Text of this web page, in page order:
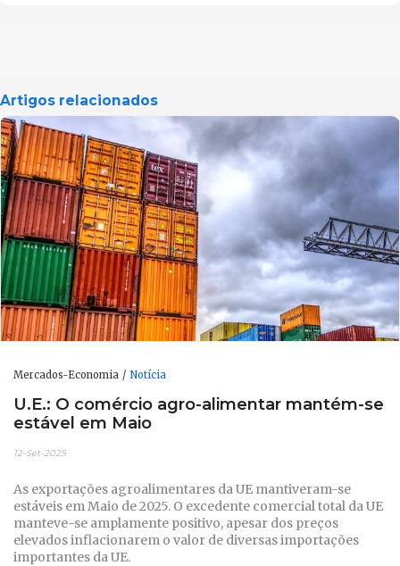
Artigos relacionados
Mercados-Economia Notícia
U.E.: O comércio agro-alimentar mantém-se
estável em Maio
12-Set-2025
As exportações agroalimentares da UE mantiveram-se
estáveis ​​em Maio de 2025. O excedente comercial total da UE
manteve-se amplamente positivo, apesar dos preços
elevados inflacionarem o valor de diversas importações
importantes da UE.